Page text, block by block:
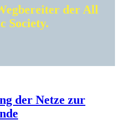
der All
Society.
der Netze zur